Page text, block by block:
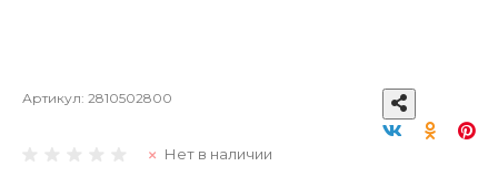
Артикул: 2810502800
Нет в наличии